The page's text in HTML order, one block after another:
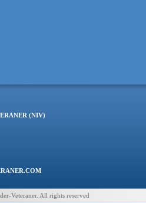
(NIV)
Veteraner. All rights reserved